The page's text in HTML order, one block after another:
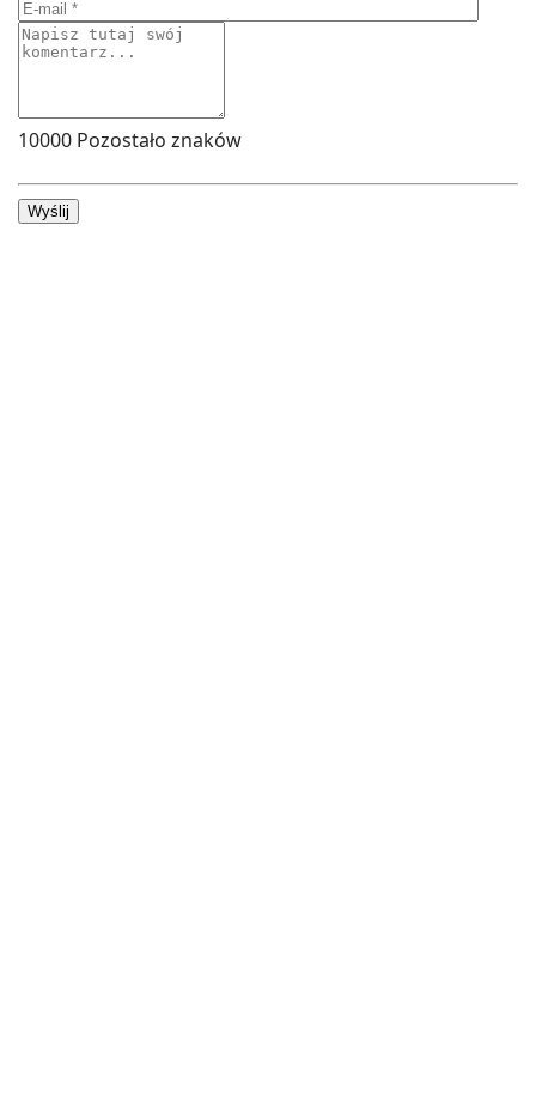
10000 Pozostało znaków
Wyślij